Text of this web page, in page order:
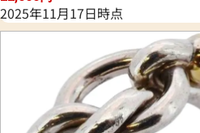
2025年11月17日時点